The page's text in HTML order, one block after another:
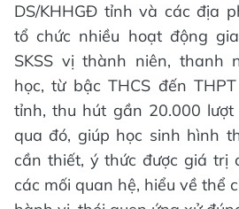
DS/KHHGĐ tỉnh và các địa
tổ chức nhiều hoạt động
SKSS vị thành niên, thanh
học, từ bậc THCS đến
tỉnh, thu hút gần 20.000
qua đó, giúp học sinh hình
cần thiết, ý thức được giá trị
các mối quan hệ, hiểu về thể